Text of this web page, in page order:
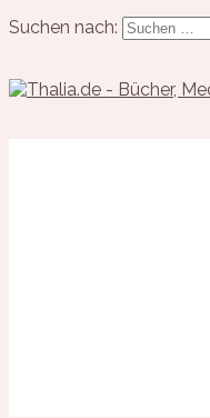
Suchen nach: